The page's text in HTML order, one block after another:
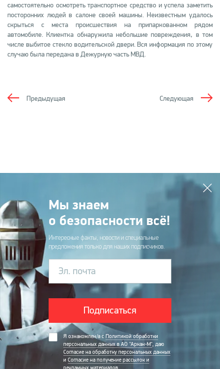
самостоятельно осмотреть транспортное средство и успела заметить
посторонних людей в салоне своей машины. Неизвестным удалось
скрыться с места происшествия на припаркованном рядом
автомобиле. Клиентка обнаружила небольшие повреждения, в том
числе выбитое стекло водительской двери. Вся информация по этому
случаю была передана в Дежурную часть МВД.
Следующая
Предыдущая
Мы знаем
о безопасности всё!
Интересные факты, новости и специальные
предложения только для наших подписчиков.
Эл. почта
Подписаться
Я ознакомлен/а с Политикой обработки
персональных данных в АО "Аркан-М", даю
Согласие на обработку персональных данных
и Согласие на получение рассылок и
рекламных материалов.